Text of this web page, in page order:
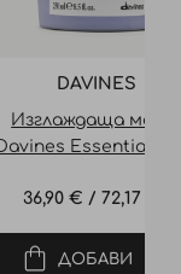
DAVINES
Изглаждаща
Essential
36,90 € / 72,17 лв.
ДОБАВИ